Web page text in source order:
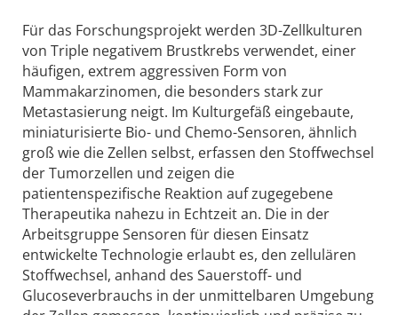
Für das Forschungsprojekt werden 3D-Zellkulturen
von Triple negativem Brustkrebs verwendet, einer
häufigen, extrem aggressiven Form von
Mammakarzinomen, die besonders stark zur
Metastasierung neigt. Im Kulturgefäß eingebaute,
miniaturisierte Bio- und Chemo-Sensoren, ähnlich
groß wie die Zellen selbst, erfassen den Stoffwechsel
der Tumorzellen und zeigen die
patientenspezifische Reaktion auf zugegebene
Therapeutika nahezu in Echtzeit an. Die in der
Arbeitsgruppe Sensoren für diesen Einsatz
entwickelte Technologie erlaubt es, den zellulären
Stoffwechsel, anhand des Sauerstoff- und
Glucoseverbrauchs in der unmittelbaren Umgebung